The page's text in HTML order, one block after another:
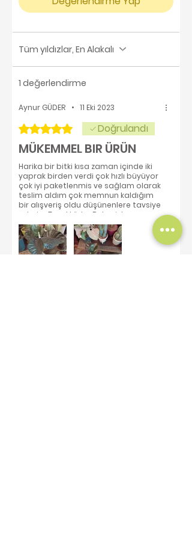
Tüm yıldızlar, En Alakalı
1 değerlendirme
Aynur GÜDER • 11 Eki 2023
5 üzerinden 5 yıldızDoğrulandı
MÜKEMMEL BIR ÜRÜN
Harika bir bitki kısa zaman içinde iki
yaprak birden verdi çok hızlı büyüyor
çok iyi paketlenmis ve sağlam olarak
teslim aldım çok memnun kaldığım
bir alışveriş oldu düşünenlere tavsiye
ederim Teşekkürler Betonish